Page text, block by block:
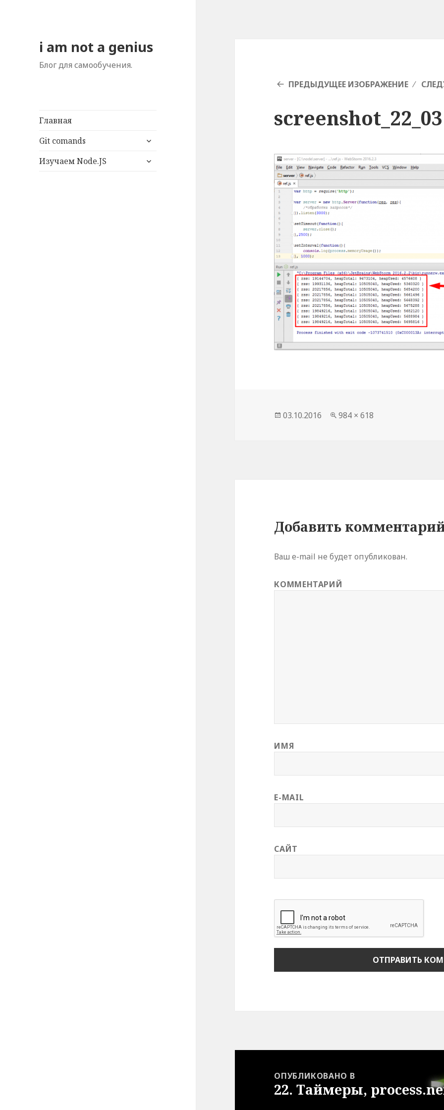
i am not a genius
Блог для самообучения.
Главная
Git comands
раскрыть
меню
Изучаем Node.JS
раскрыть
ПРЕДЫДУЩЕЕ ИЗОБРАЖЕНИЕ
screenshot_22_03
Опубликовано
03.10.2016
Полный
984 × 618
Добавить
Ваш e-mail не будет опубликован.
КОММЕНТАРИЙ
ИМЯ
E-MAIL
САЙТ
записям
ОПУБЛИКОВАНО В
22. Таймеры,